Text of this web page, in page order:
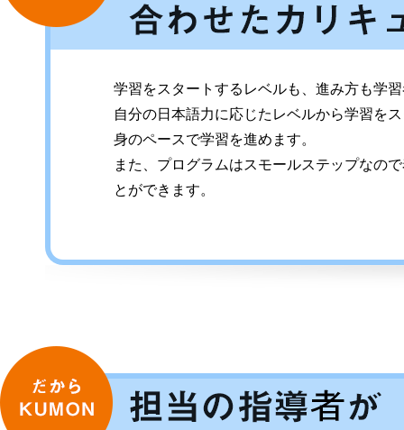
学習をスタートするレベルも、進み方も学
自分の日本語力に応じたレベルから学習を
身のペースで学習を進めます。
また、プログラムはスモールステップなの
とができます。